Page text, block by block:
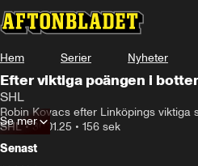
Hem Serier Nyheter
Efter viktiga poängen i
SHL
Robin Kovacs efter Linköpings viktiga
SHL•30.01.25 • 156 sek
Se mer
Senast